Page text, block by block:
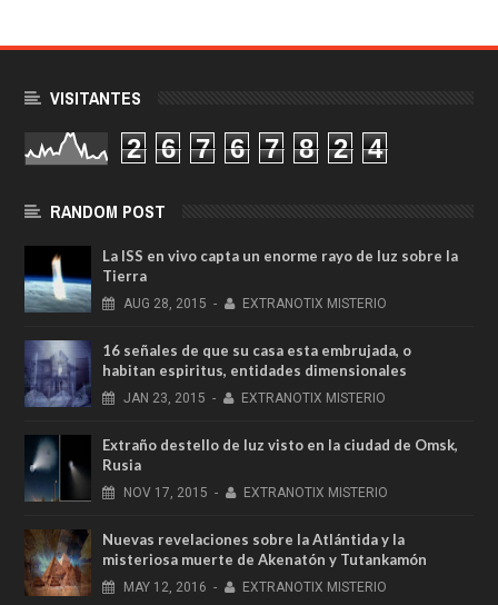
VISITANTES
2 6 7 6 7 8 2 4
RANDOM POST
La ISS en vivo capta un enorme rayo de luz sobre la
Tierra
AUG 28, 2015 - EXTRANOTIX MISTERIO
16 señales de que su casa esta embrujada, o
habitan espiritus, entidades dimensionales
JAN 23, 2015 - EXTRANOTIX MISTERIO
Extraño destello de luz visto en la ciudad de Omsk,
Rusia
NOV 17, 2015 - EXTRANOTIX MISTERIO
Nuevas revelaciones sobre la Atlántida y la
misteriosa muerte de Akenatón y Tutankamón
MAY 12, 2016 - EXTRANOTIX MISTERIO